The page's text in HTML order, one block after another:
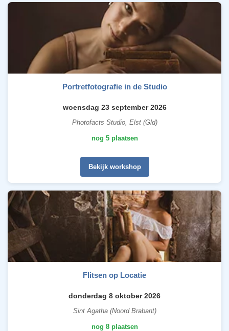
Portretfotografie in de Studio
woensdag 23 september 2026
Photofacts Studio, Elst (Gld)
nog 5 plaatsen
Bekijk workshop
Flitsen op Locatie
donderdag 8 oktober 2026
Sint Agatha (Noord Brabant)
nog 8 plaatsen